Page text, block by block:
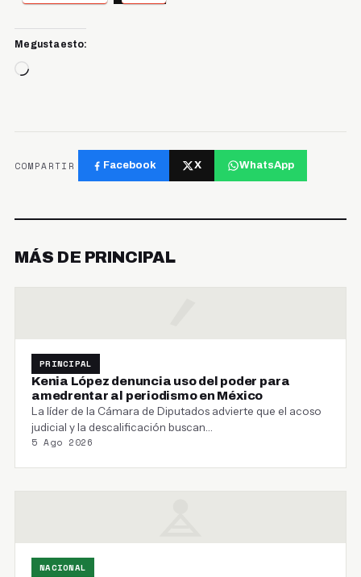
Me gusta esto:
Cargando...
COMPARTIR Facebook X WhatsApp
MÁS DE PRINCIPAL
PRINCIPAL
Kenia López denuncia uso del poder para
amedrentar al periodismo en México
La líder de la Cámara de Diputados advierte que el acoso
judicial y la descalificación buscan…
5 Ago 2026
NACIONAL